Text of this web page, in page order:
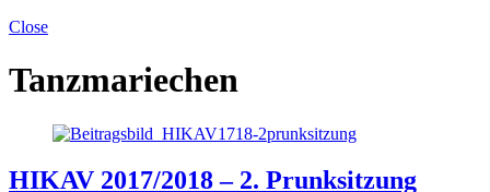
Close
Tanzmariechen
HIKAV 2017/2018 – 2. Prunksitzung